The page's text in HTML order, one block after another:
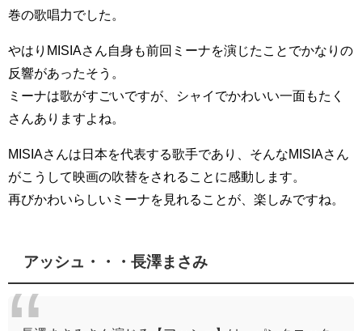
巻の歌唱力でした。
やはりMISIAさん自身も前回ミーナを演じたことでかなりの
反響があったそう。
ミーナは歌がすごいですが、シャイでかわいい一面もたく
さんありますよね。
MISIAさんは日本を代表する歌手であり、そんなMISIAさん
がこうして映画の吹替をされることに感動します。
再びかわいらしいミーナを見れることが、楽しみですね。
アッシュ・・・長澤まさみ